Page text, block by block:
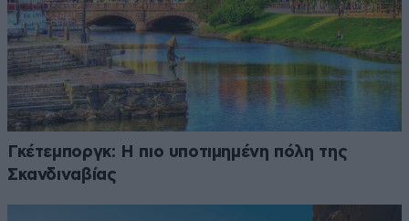
Γκέτεμποργκ: Η πιο υποτιμημένη πόλη της
Σκανδιναβίας